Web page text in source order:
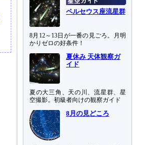
ペルセウス座流星群
8月12～13日が一番の見ごろ。月明
かりゼロの好条件！
夏休み 天体観察ガ
イド
夏の大三角、天の川、流星群、星
空撮影。初級者向けの観察ガイド
8月の見どころ